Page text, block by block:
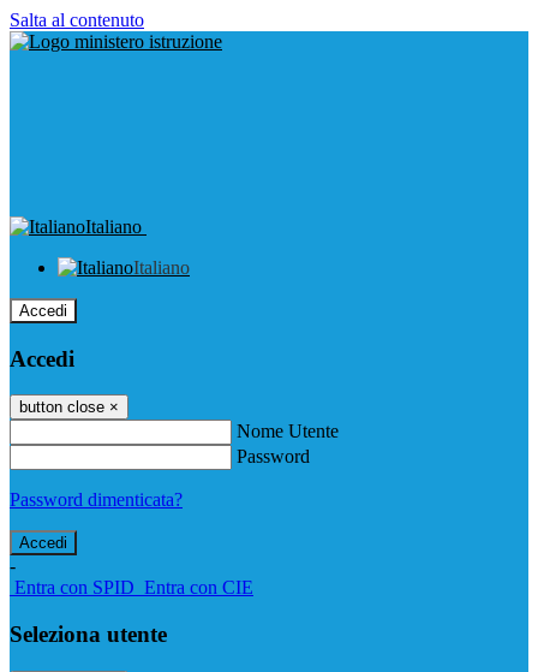
Salta al contenuto
Italiano
Italiano
Accedi
Accedi
button close ×
Nome Utente
Password
Password dimenticata?
-
Entra con SPID Entra con CIE
Seleziona utente